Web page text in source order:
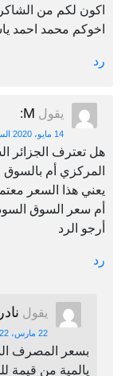
اكون لكم من
اخوكم محمد احمد
رد
يقول M
:
14 مايو، 2020 الساعة 1:14 ص
هل تعترف الجزائر
المركزي أم بالسوق
يعني هذا السعر
أم سعر السوق
أرجو الرد
رد
يقول نادر
22 مارس، 2022 الساعة 9:08 ص
بسعر المصرف
يالمية من قيمة